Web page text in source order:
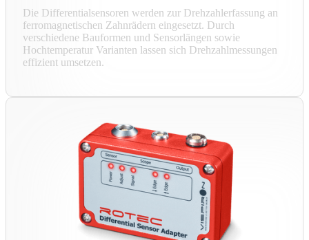
Die Differentialsensoren werden zur Drehzahlerfassung an
ferromagnetischen Zahnrädern eingesetzt. Durch
verschiedene Bauformen und Sensorlängen sowie
Hochtemperatur Varianten lassen sich Drehzahlmessungen
effizient umsetzen.